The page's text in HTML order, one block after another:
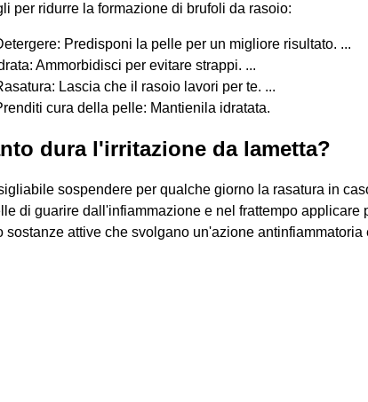
per ridurre la formazione di brufoli da rasoio:
Predisponi la pelle per un migliore risultato. ...
Ammorbidisci per evitare strappi. ...
Lascia che il rasoio lavori per te. ...
cura della pelle: Mantienila idratata.
dura l'irritazione da lametta?
sospendere per qualche giorno la rasatura in
di guarire dall'infiammazione e nel frattempo applicare
sostanze attive che svolgano un'azione antinfiammatoria